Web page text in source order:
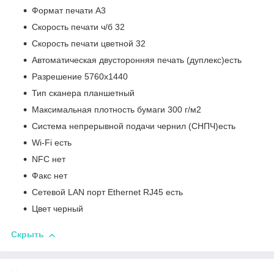
Формат печати A3
Скорость печати ч/б 32
Скорость печати цветной 32
Автоматическая двусторонняя печать (дуплекс)есть
Разрешение 5760x1440
Тип сканера планшетный
Максимальная плотность бумаги 300 г/м2
Система непрерывной подачи чернил (СНПЧ)есть
Wi-Fi есть
NFC нет
Факс нет
Сетевой LAN порт Ethernet RJ45 есть
Цвет черный
Скрыть